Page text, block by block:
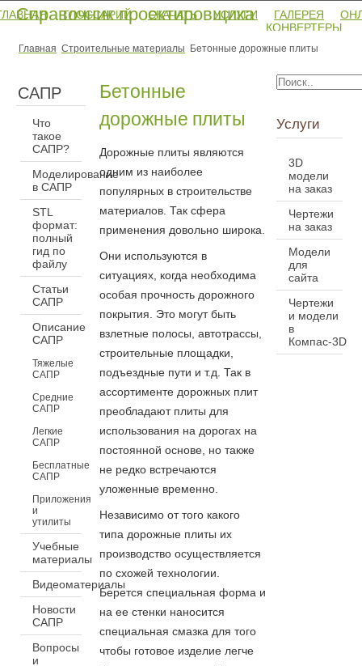
Справочник проектировщика
ГЛОССАРИЙ СКАЧАТЬ УСЛУГИ ГАЛЕРЕЯ
КОНВЕРТЕРЫ
Главная Строительные материалы Бетонные дорожные плиты
САПР
Что
такое
САПР?
Моделирование
в САПР
STL
формат:
полный
гид по
файлу
Статьи
САПР
Описание
САПР
Тяжелые
САПР
Средние
САПР
Легкие
САПР
Бесплатные
САПР
Приложения
и
утилиты
Учебные
материалы
Видеоматериалы
Новости
САПР
Вопросы
и
Бетонные
дорожные плиты
Дорожные плиты являются
одним из наиболее
популярных в строительстве
материалов. Так сфера
применения довольно широка.
Они используются в
ситуациях, когда необходима
особая прочность дорожного
покрытия. Это могут быть
взлетные полосы, автотрассы,
строительные площадки,
подъездные пути и т.д. Так в
ассортименте дорожных плит
преобладают плиты для
использования на дорогах на
постоянной основе, но также
не редко встречаются
уложенные временно.
Независимо от того какого
типа дорожные плиты их
производство осуществляется
по схожей технологии.
Берется специальная форма и
на ее стенки наносится
специальная смазка для того
чтобы готовое изделие легче
Услуги
3D
модели
на заказ
Чертежи
на заказ
Модели
для
сайта
Чертежи
и модели
в
Компас-3D